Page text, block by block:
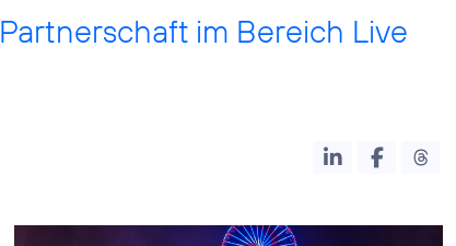
im Bereich Live